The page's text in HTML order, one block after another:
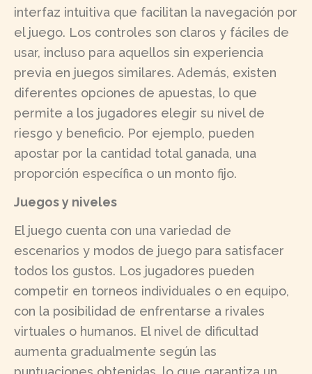
interfaz intuitiva que facilitan la navegación por
el juego. Los controles son claros y fáciles de
usar, incluso para aquellos sin experiencia
previa en juegos similares. Además, existen
diferentes opciones de apuestas, lo que
permite a los jugadores elegir su nivel de
riesgo y beneficio. Por ejemplo, pueden
apostar por la cantidad total ganada, una
proporción específica o un monto fijo.
Juegos y niveles
El juego cuenta con una variedad de
escenarios y modos de juego para satisfacer
todos los gustos. Los jugadores pueden
competir en torneos individuales o en equipo,
con la posibilidad de enfrentarse a rivales
virtuales o humanos. El nivel de dificultad
aumenta gradualmente según las